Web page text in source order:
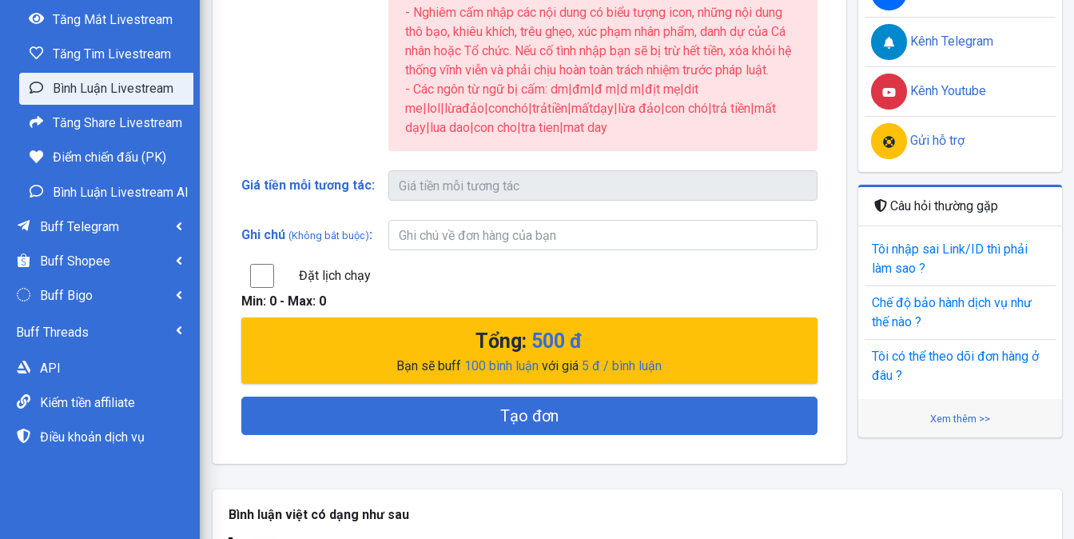
Tăng Mắt Livestream
Tăng Tim Livestream
Bình Luận Livestream
Tăng Share Livestream
Điểm chiến đấu (PK)
Bình Luận Livestream AI
Buff Telegram
Buff Shopee
Buff Bigo
Buff Threads
API
Kiếm tiền affiliate
Điều khoản dịch vụ
- Nghiêm cấm nhập các nội dung có biểu tượng icon, những nội dung
thô bạo, khiêu khích, trêu ghẹo, xúc phạm nhân phẩm, danh dự của Cá
nhân hoặc Tổ chức. Nếu cố tình nhập bạn sẽ bị trừ hết tiền, xóa khỏi hệ
thống vĩnh viễn và phải chịu hoàn toàn trách nhiệm trước pháp luật.
- Các ngôn từ ngữ bị cấm: dm|đm|đ m|d m|địt mẹ|dit
me|lol|lừađảo|conchó|trảtiền|mấtdạy|lừa đảo|con chó|trả tiền|mất
dạy|lua dao|con cho|tra tien|mat day
Giá tiền mỗi tương tác:
Ghi chú (Không bắt buộc):
Đặt lịch chạy
Min: 0- Max: 0
Tổng: 500 đ
Bạn sẽ buff 100 bình luận với giá 5 đ / bình luận
Tạo đơn
Kênh Telegram
Kênh Youtube
Gửi hỗ trợ
Câu hỏi thường gặp
Tôi nhập sai Link/ID thì phải
làm sao ?
Chế độ bảo hành dịch vụ như
thế nào ?
Tôi có thể theo dõi đơn hàng ở
đâu ?
Xem thêm >>
Bình luận việt có dạng như sau